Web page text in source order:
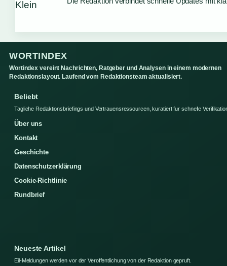
WORTINDEX
Wortindex vereint Nachrichten, Ratgeber und Analysen in einem modernen
Redaktionslayout. Laufend vom Redaktionsteam aktualisiert.
Beliebt
Tagliche Redaktionsbriefings und Vertrauensressourcen, kuratiert fur schnelle
Über uns
Kontakt
Geschichte
Datenschutzerklärung
Cookie-Richtlinie
Rundbrief
Neueste Artikel
Eil-Meldungen werden vor der Veroffentlichung von der Redaktion gepruft.